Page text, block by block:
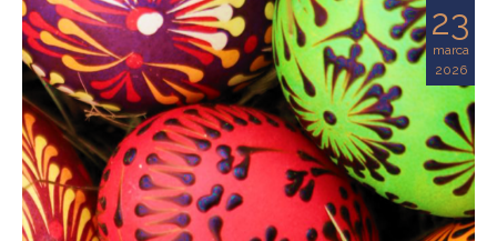
23
marca
2026